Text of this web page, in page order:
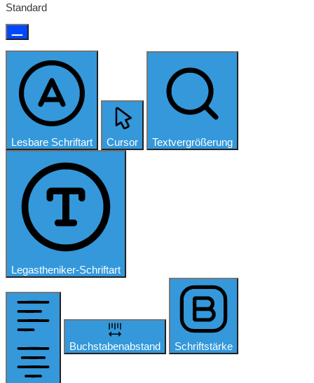
Standard
Lesbare Schriftart Cursor Textvergrößerung
Legastheniker-Schriftart
Buchstabenabstand Schriftstärke